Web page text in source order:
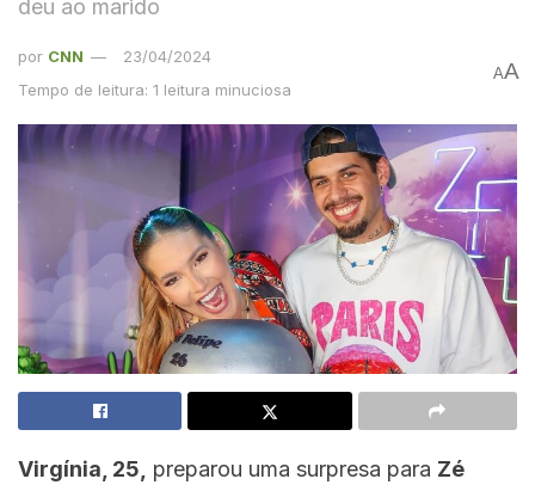
deu ao marido
por CNN
23/04/2024
Tempo de leitura: 1 leitura minuciosa
AA
Virgínia, 25, preparou uma surpresa para Zé